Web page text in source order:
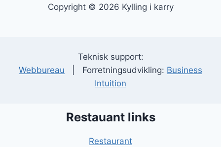
Copyright © 2026 Kylling i karry
Teknisk support:
Webbureau | Forretningsudvikling: Business
Intuition
Restauant links
Restaurant